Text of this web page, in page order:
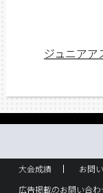
ジュニア
大会成績 お問
広告掲載のお問い合わ